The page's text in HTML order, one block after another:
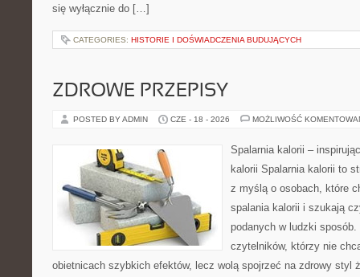
się wyłącznie do […]
CATEGORIES: HISTORIE I DOŚWIADCZENIA BUDUJĄCYCH
ZDROWE PRZEPISY
POSTED BY ADMIN CZE - 18 - 2026 MOŻLIWOŚĆ
Spalarnia kalorii –
kalorii Spalarnia kalorii to
z myślą o osobach, które
spalania kalorii i szukają
podanych w ludzki sposób.
czytelników, którzy nie
obietnicach szybkich efektów, lecz wolą spojrzeć na zdrowy styl